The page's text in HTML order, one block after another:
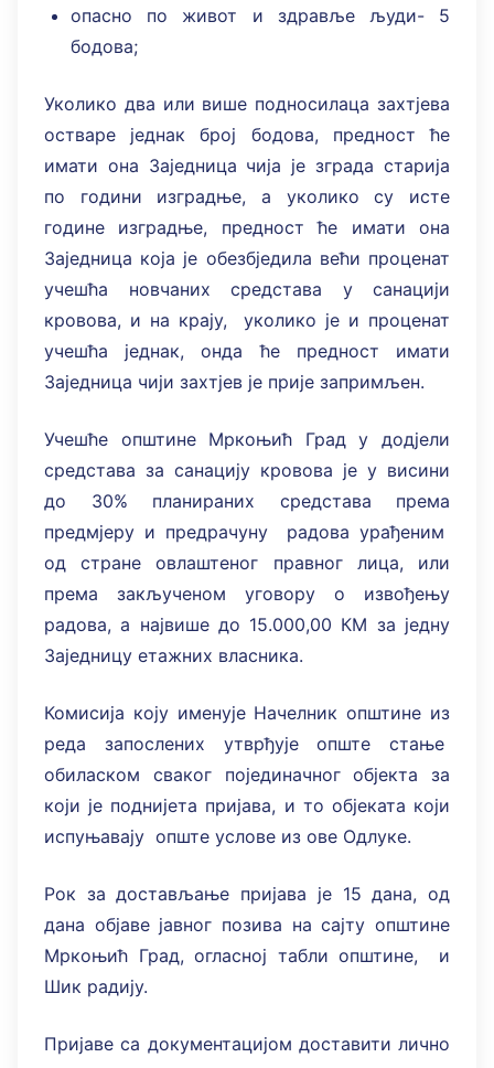
опасно по живот и здравље људи- 5
бодова;
Уколико два или више подносилаца захтјева
остваре једнак број бодова, предност ће
имати она Заједница чија је зграда старија
по години изградње, а уколико су исте
године изградње, предност ће имати она
Заједница која је обезбједила већи проценат
учешћа новчаних средстава у санацији
кровова, и на крају, уколико је и проценат
учешћа једнак, онда ће предност имати
Заједница чији захтјев је прије запримљен.
Учешће општине Мркоњић Град у додјели
средстава за санацију кровова је у висини
до 30% планираних средстава према
предмјеру и предрачуну радова урађеним
од стране овлаштеног правног лица, или
према закљученом уговору о извођењу
радова, а највише до 15.000,00 КМ за једну
Заједницу етажних власника.
Комисија коју именује Начелник општине из
реда запослених утврђује опште стање
обиласком сваког појединачног објекта за
који је поднијета пријава, и то објеката који
испуњавају опште услове из ове Одлуке.
Рок за достављање пријава је 15 дана, од
дана објаве јавног позива на сајту општине
Мркоњић Град, огласној табли општине, и
Шик радију.
Пријаве са документацијом доставити лично